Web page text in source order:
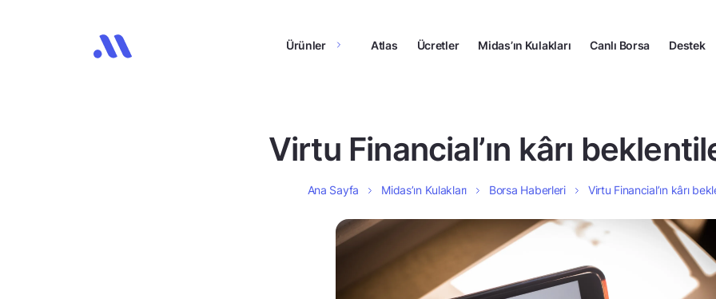
Ürünler Atlas Ücretler Midas’ın Kulakları Canlı Borsa Destek
Virtu Financial’ın kârı
Ana Sayfa Midas’ın Kulakları Borsa Haberleri Virtu Financial’ın kârı